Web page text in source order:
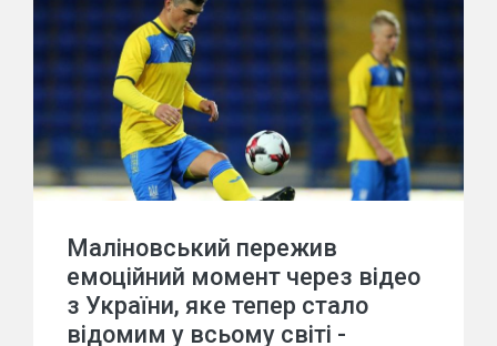
Маліновський пережив
емоційний момент через відео
з України, яке тепер стало
відомим у всьому світі -